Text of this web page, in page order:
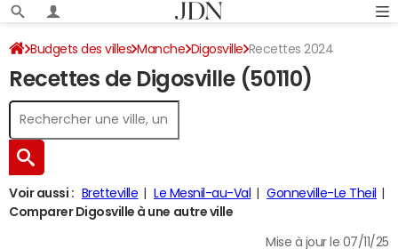
Budgets des villes Manche Digosville Recettes 2024
Recettes de Digosville (50110)
Voir aussi : Bretteville Le Mesnil-au-Val
Gonneville-Le Theil
Comparer Digosville à une autre ville
Mise à jour le 07/11/25